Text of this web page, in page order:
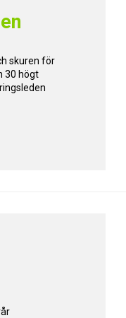
skuren för
30 högt